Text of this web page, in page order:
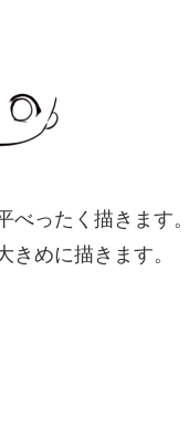
ったく描きます。
きめに描きます。